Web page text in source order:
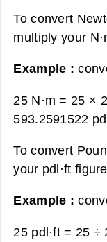
To convert
multiply your
Example :
25 N·m = 25 ×
593.2591522
To convert
your pdl·ft
Example :
25 pdl·ft = 25 ÷